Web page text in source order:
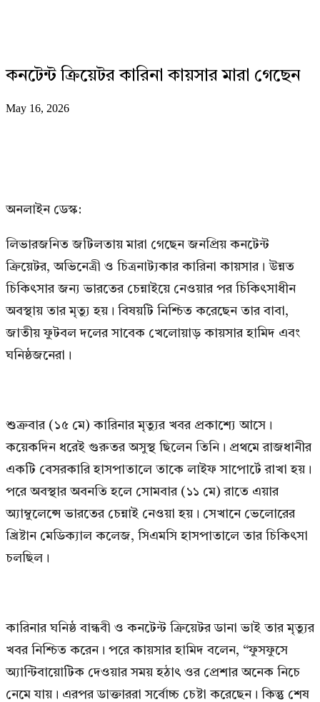
কনটেন্ট ক্রিয়েটর কারিনা কায়সার মারা গেছেন
May 16, 2026
অনলাইন ডেস্ক:
লিভারজনিত জটিলতায় মারা গেছেন জনপ্রিয় কনটেন্ট
ক্রিয়েটর, অভিনেত্রী ও চিত্রনাট্যকার কারিনা কায়সার। উন্নত
চিকিৎসার জন্য ভারতের চেন্নাইয়ে নেওয়ার পর চিকিৎসাধীন
অবস্থায় তার মৃত্যু হয়। বিষয়টি নিশ্চিত করেছেন তার বাবা,
জাতীয় ফুটবল দলের সাবেক খেলোয়াড় কায়সার হামিদ এবং
ঘনিষ্ঠজনেরা।
শুক্রবার (১৫ মে) কারিনার মৃত্যুর খবর প্রকাশ্যে আসে।
কয়েকদিন ধরেই গুরুতর অসুস্থ ছিলেন তিনি। প্রথমে রাজধানীর
একটি বেসরকারি হাসপাতালে তাকে লাইফ সাপোর্টে রাখা হয়।
পরে অবস্থার অবনতি হলে সোমবার (১১ মে) রাতে এয়ার
অ্যাম্বুলেন্সে ভারতের চেন্নাই নেওয়া হয়। সেখানে ভেলোরের
খ্রিষ্টান মেডিক্যাল কলেজ, সিএমসি হাসপাতালে তার চিকিৎসা
চলছিল।
কারিনার ঘনিষ্ঠ বান্ধবী ও কনটেন্ট ক্রিয়েটর ডানা ভাই তার মৃত্যুর
খবর নিশ্চিত করেন। পরে কায়সার হামিদ বলেন, “ফুসফুসে
অ্যান্টিবায়োটিক দেওয়ার সময় হঠাৎ ওর প্রেশার অনেক নিচে
নেমে যায়। এরপর ডাক্তাররা সর্বোচ্চ চেষ্টা করেছেন। কিন্তু শেষ